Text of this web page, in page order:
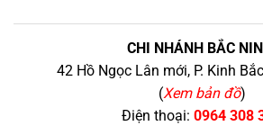
CHI NHÁNH BẮC
42 Hồ Ngọc Lân mới, P. Kinh
(Xem bản đồ)
Điện thoại: 0964 308